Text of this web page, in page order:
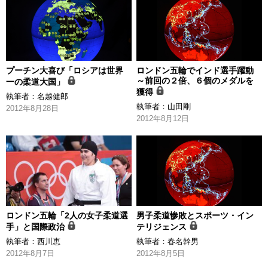
プーチン大喜び「ロシアは世界
一の柔道大国」
執筆者： 名越健郎
2012年8月28日
ロンドン五輪でインド選手躍動
～前回の２倍、６個のメダルを
獲得
執筆者： 山田剛
2012年8月12日
ロンドン五輪「2人の女子柔道選
手」と国際政治
執筆者： 西川恵
2012年8月7日
男子柔道惨敗とスポーツ・イン
テリジェンス
執筆者：春名幹男
2012年8月5日